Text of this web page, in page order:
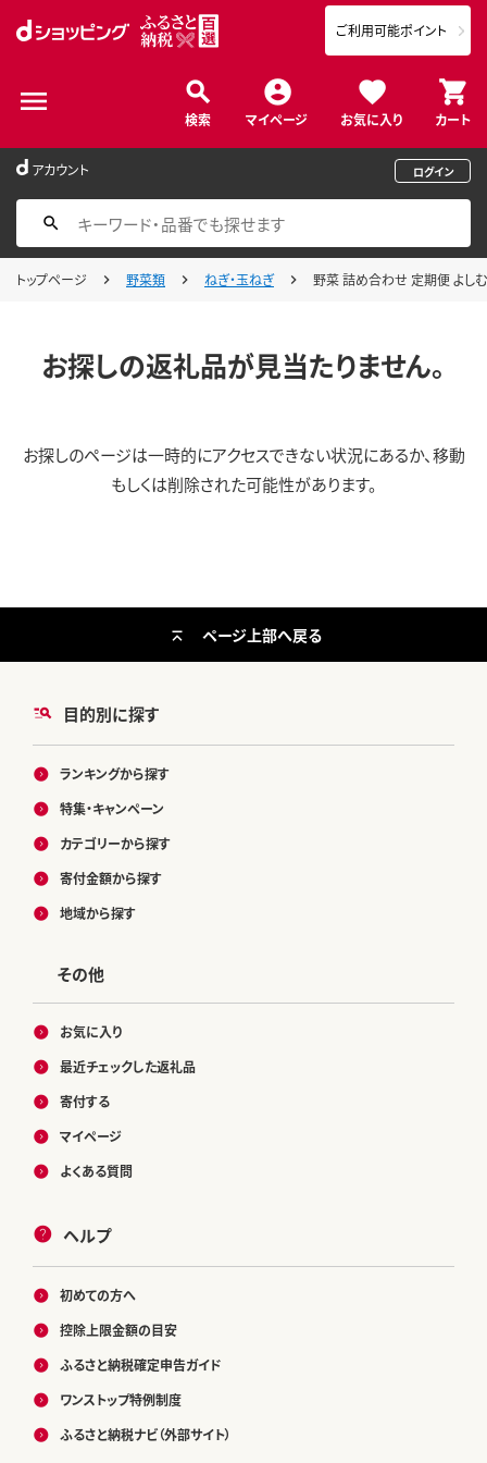
検索 マイページ お気に入り カート
ご利用可能ポイント
アカウント ログイン
トップページ 野菜類 ねぎ・玉ねぎ 野菜 詰め合わせ 定期便 よし
お探しの返礼品が見当たりません。
お探しのページは一時的にアクセスできない状況にあるか、移動
もしくは削除された可能性があります。
目的別に探す
ランキングから探す
特集・キャンペーン
カテゴリーから探す
寄付金額から探す
地域から探す
その他
お気に入り
最近チェックした返礼品
寄付する
マイページ
よくある質問
ヘルプ
初めての方へ
控除上限金額の目安
ふるさと納税確定申告ガイド
ワンストップ特例制度
ふるさと納税ナビ（外部サイト）
ページ上部へ戻る